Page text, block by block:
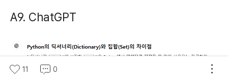
A9. ChatGPT
11 0